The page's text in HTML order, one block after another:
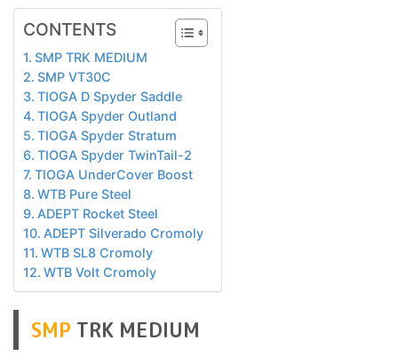
CONTENTS
SMP TRK MEDIUM
SMP VT30C
TIOGA D Spyder Saddle
TIOGA Spyder Outland
TIOGA Spyder Stratum
TIOGA Spyder TwinTail-2
TIOGA UnderCover Boost
WTB Pure Steel
ADEPT Rocket Steel
ADEPT Silverado Cromoly
WTB SL8 Cromoly
WTB Volt Cromoly
SMP TRK MEDIUM